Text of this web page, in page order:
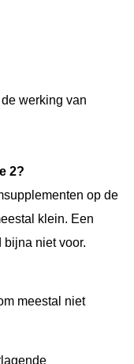
werking van
2?
op de
klein. Een
bijna niet voor.
meestal niet